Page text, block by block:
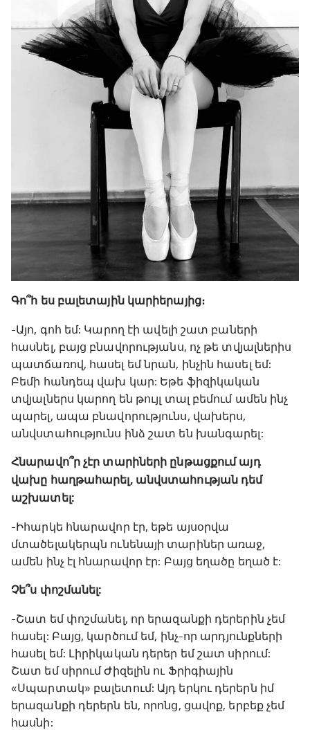
Գո՞հ ես բալետային կարիերայից։
-Այո, գոհ եմ: Կարող էի ավելի շատ բաների
հասնել, բայց բնավորությանս, ոչ թե տվյալներիս
պատճառով, հասել եմ նրան, ինչին հասել եմ:
Բեմի հանդեպ վախ կար: Եթե ֆիզիկական
տվյալներս կարող են թույլ տալ բեմում ամեն ինչ
պարել, ապա բնավորությունս, վախերս,
անվստահությունս ինձ շատ են խանգարել:
Հնարավո՞ր չէր տարիների ընթացքում այդ
վախը հաղթահարել, անվստահության դեմ
աշխատել:
-Իհարկե հնարավոր էր, եթե այսօրվա
մտածելակերպն ունենայի տարիներ առաջ,
ամեն ինչ էլ հնարավոր էր: Բայց եղածը եղած է:
Չե՞ս փոշմանել:
-Շատ եմ փոշմանել, որ երազանքի դերերին չեմ
հասել: Բայց, կարծում եմ, ինչ-որ արդյունքների
հասել եմ: Լիրիկական դերեր եմ շատ սիրում:
Շատ եմ սիրում Ժիզելին ու Ֆրիգիային
«Սպարտակ» բալետում: Այդ երկու դերերն իմ
երազանքի դերերն են, որոնց, ցավոք, երբեք չեմ
հասնի: